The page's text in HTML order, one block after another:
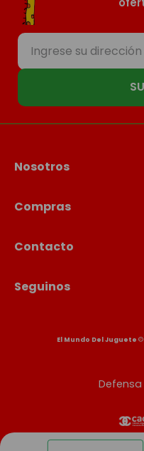
Nosotros
Compras
Contacto
Seguinos
El Mundo Del Juguete ©